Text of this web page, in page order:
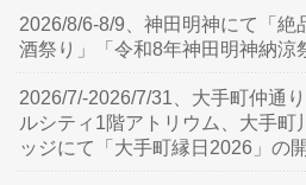
2026/8/6-8/9、神田明神にて「
酒祭り」「令和8年神田明神納涼
2026/7/-2026/7/31、大手町仲通
ルシティ1階アトリウム、大手町
ッジにて「大手町縁日2026」の